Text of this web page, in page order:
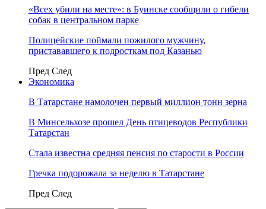
«Всех убили на месте»: в Буинске сообщили о гибели
собак в центральном парке
Полицейские поймали пожилого мужчину,
пристававшего к подросткам под Казанью
Пред След
Экономика
В Татарстане намолочен первый миллион тонн зерна
В Минсельхозе прошел День птицеводов Республики
Татарстан
Стала известна средняя пенсия по старости в России
Гречка подорожала за неделю в Татарстане
Пред След